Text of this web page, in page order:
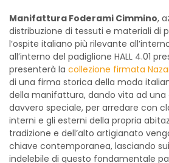
Manifattura Foderami Cimmino,
distribuzione di tessuti e materiali di
l’ospite italiano più rilevante
all’interno del padiglione HALL 4.01
presenterà la collezione firmata
di una firma storica della moda
della manifattura, dando vita ad una
davvero speciale, per arredare con
interni e gli esterni della propria
tradizione e dell’alto artigianato
chiave contemporanea, lasciando
indelebile di questo fondamentale